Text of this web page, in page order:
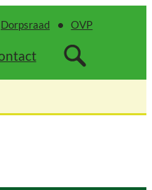
Dorpsraad OVP